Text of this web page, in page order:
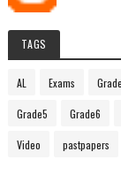
TAGS
AL Exams
Grade5 Grade6
Video pastpapers